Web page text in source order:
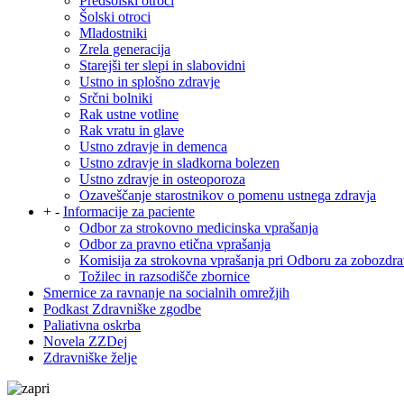
Šolski otroci
Mladostniki
Zrela generacija
Starejši ter slepi in slabovidni
Ustno in splošno zdravje
Srčni bolniki
Rak ustne votline
Rak vratu in glave
Ustno zdravje in demenca
Ustno zdravje in sladkorna bolezen
Ustno zdravje in osteoporoza
Ozaveščanje starostnikov o pomenu ustnega zdravja
+ - Informacije za paciente
Odbor za strokovno medicinska vprašanja
Odbor za pravno etična vprašanja
Komisija za strokovna vprašanja pri Odboru za
Tožilec in razsodišče zbornice
Smernice za ravnanje na socialnih omrežjih
Podkast Zdravniške zgodbe
Paliativna oskrba
Novela ZZDej
Zdravniške želje